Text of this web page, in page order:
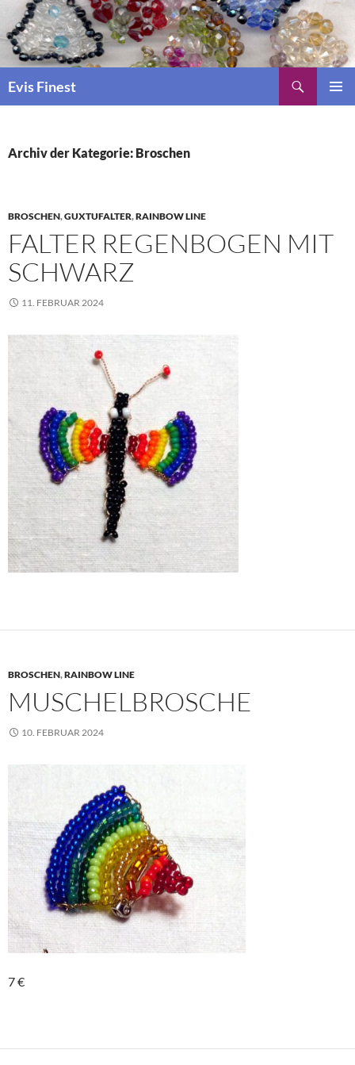
Evis Finest
Archiv der Kategorie: Broschen
BROSCHEN,GUXTUFALTER,RAINBOW LINE
FALTER REGENBOGEN MIT
SCHWARZ
11. FEBRUAR 2024
BROSCHEN,RAINBOW LINE
MUSCHELBROSCHE
10. FEBRUAR 2024
7 €